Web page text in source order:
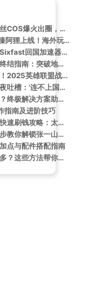
《双城之战》金克丝COS爆火出圈，海外玩英雄联盟国服延迟高怎么办？
《云顶之弈S15至臻阿狸上线！海外玩家如何用Sixfast解锁国服？》
淘宝老挝用不了？Sixfast回国加速器帮你解决！
海外华人追剧烦恼终结指南：突破地区限制畅享《水龙吟》东方美学盛宴
海外华人也能畅玩！2025英雄联盟战斗之夜全攻略，轻松解除地区限制
刷到海外闺蜜的深夜吐槽：'连不上国服LOL，我快被逼疯了！'原来我们都一样
酷狗音乐拒绝访问？终极解决方案助你畅听无阻
指南及进阶技巧
饥饿鲨：世界新手快速刷钱攻略：太平洋地图五大宝藏位置揭秘
海外华人必看！三步教你解锁张一山新剧《守护者们》，一人分饰两角的演技炸裂别错过
点与配件搭配指南
海外华人追剧困扰多？这些方法帮你突破地区限制畅享国内热门影视